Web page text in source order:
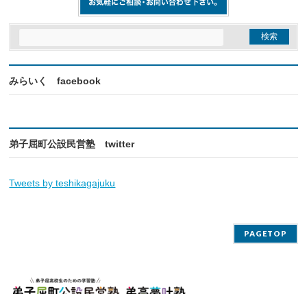
みらいく facebook
弟子屈町公設民営塾 twitter
Tweets by teshikagajuku
PAGETOP